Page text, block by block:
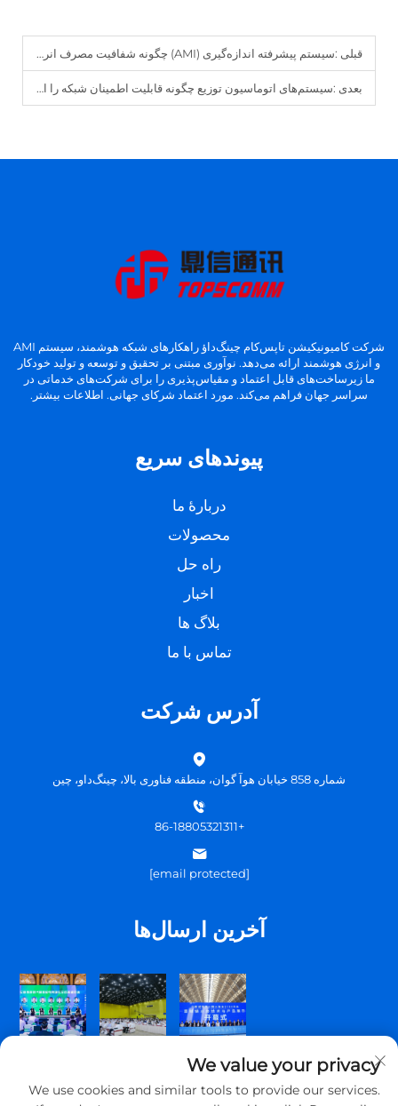
قبلی :سیستم پیشرفته اندازه‌گیری (AMI) چگونه شفافیت مصرف انرژی مشتریان را افزایش می‌دهد؟
بعدی :سیستم‌های اتوماسیون توزیع چگونه قابلیت اطمینان شبکه را ارتقا می‌دهند؟
شرکت کامیونیکیشن تاپس‌کام چینگ‌داؤ راهکارهای شبکه هوشمند، سیستم AMI
و انرژی هوشمند ارائه می‌دهد. نوآوری مبتنی بر تحقیق و توسعه و تولید خودکار
ما زیرساخت‌های قابل اعتماد و مقیاس‌پذیری را برای شرکت‌های خدماتی در
سراسر جهان فراهم می‌کند. مورد اعتماد شرکای جهانی. اطلاعات بیشتر.
پیوندهای سریع
دربارهٔ ما
محصولات
راه حل
اخبار
بلاگ ها
تماس با ما
آدرس شرکت
شماره 858 خیابان هوآ گوان، منطقه فناوری بالا، چینگ‌داو، چین
+86-18805321311
[email protected]
آخرین ارسال‌ها
We value your privacy
We use cookies and similar tools to provide our services.